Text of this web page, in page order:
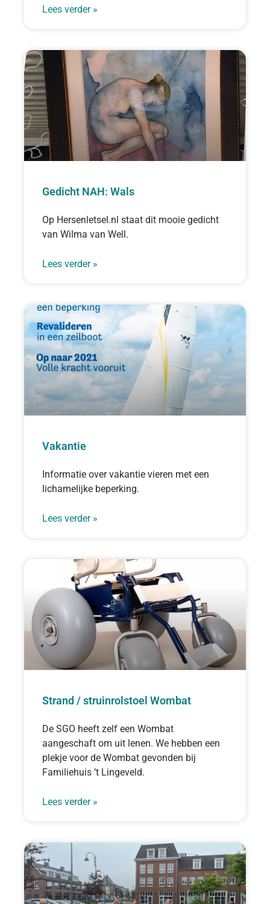
Lees verder »
Gedicht NAH: Wals
Op Hersenletsel.nl staat dit mooie gedicht
van Wilma van Well.
Lees verder »
Vakantie
Informatie over vakantie vieren met een
lichamelijke beperking.
Lees verder »
Strand / struinrolstoel Wombat
De SGO heeft zelf een Wombat
aangeschaft om uit lenen. We hebben een
plekje voor de Wombat gevonden bij
Familiehuis ’t Lingeveld.
Lees verder »